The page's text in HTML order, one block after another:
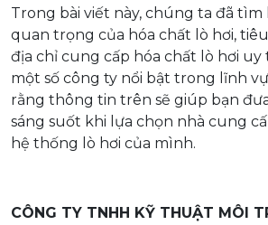
Trong bài viết này, chúng ta đã tìm
quan trọng của hóa chất lò hơi,
địa chỉ cung cấp hóa chất lò hơi uy
một số công ty nổi bật trong lĩnh
rằng thông tin trên sẽ giúp bạn
sáng suốt khi lựa chọn nhà cung
hệ thống lò hơi của mình.
CÔNG TY TNHH KỸ THUẬT MÔI